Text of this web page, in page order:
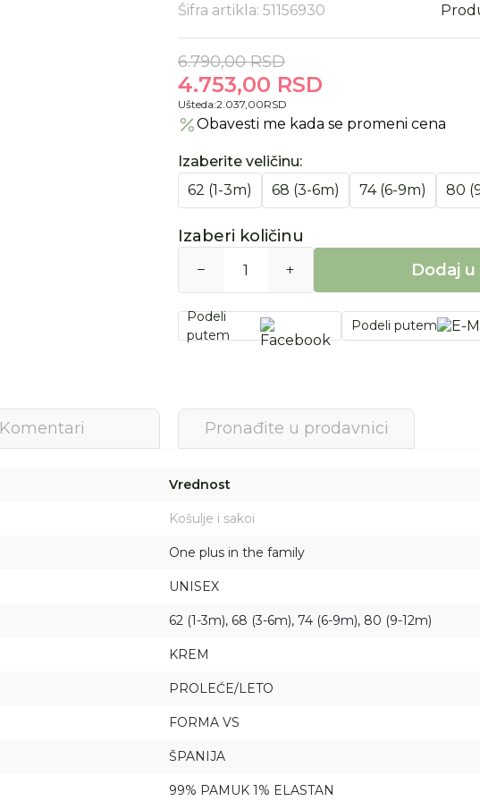
Šifra artikla: 51156930
6.790,00 RSD
4.753,00 RSD
Ušteda:2.037,00RSD
Obavesti me kada se promeni cena
Izaberite veličinu:
62 (1-3m) 68 (3-6m) 74 (6-9m) 80
Izaberi količinu
Dodaj
Podeli
putem
Podeli putem
Komentari Pronađite u prodavnici
Vrednost
Košulje i sakoi
One plus in the family
UNISEX
62 (1-3m), 68 (3-6m), 74 (6-9m), 80 (9-12m)
KREM
PROLEĆE/LETO
FORMA VS
ŠPANIJA
99% PAMUK 1% ELASTAN
Prijava na newsletter
Prijavite se za novosti i promocije. Budite prvi
posebne ponude.